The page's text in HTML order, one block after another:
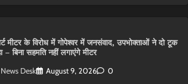
मीटर के विरोध में गोपेश्वर में जनसंवाद, उपभोक्ताओं ने दो टूक
– बिना सहमति नहीं लगाएंगे मीटर
News Desk August 9, 2026 0